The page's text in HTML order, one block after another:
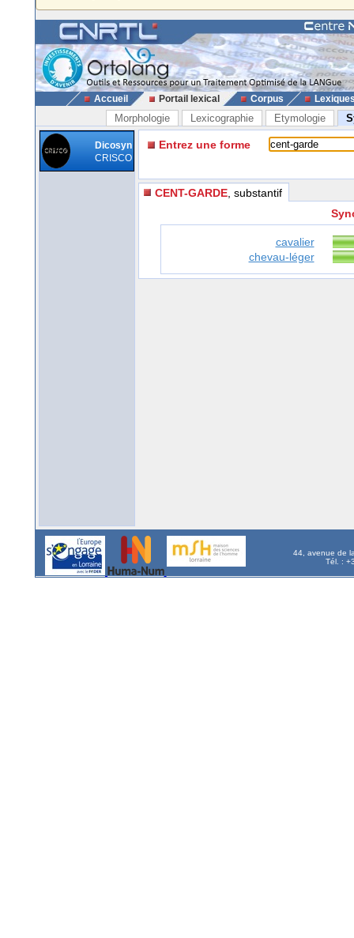
Accueil Portail lexical Corpus
Morphologie Lexicographie Etymologie
Dicosyn
CRISCO
Entrez une forme
CENT-GARDE , substantif
cavalier
chevau-léger
44, avenue de
Tél. :